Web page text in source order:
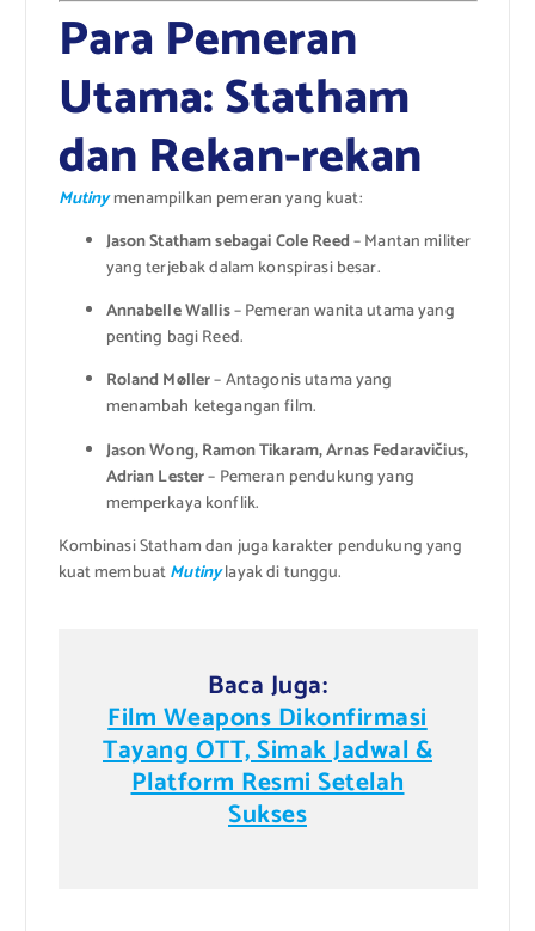
Para Pemeran
Utama: Statham
dan Rekan-rekan
Mutinymenampilkan pemeran yang kuat:
Jason Statham sebagai Cole Reed– Mantan militer
yang terjebak dalam konspirasi besar.
Annabelle Wallis– Pemeran wanita utama yang
penting bagi Reed.
Roland Møller– Antagonis utama yang
menambah ketegangan film.
Jason Wong, Ramon Tikaram, Arnas Fedaravičius,
Adrian Lester– Pemeran pendukung yang
memperkaya konflik.
Kombinasi Statham dan juga karakter pendukung yang
kuat membuatMutinylayak di tunggu.
Baca Juga:
Film Weapons Dikonfirmasi
Tayang OTT, Simak Jadwal &
Platform Resmi Setelah
Sukses